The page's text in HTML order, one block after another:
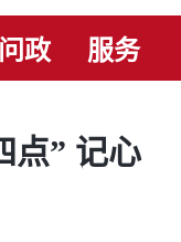
问政 服务
点” 记心